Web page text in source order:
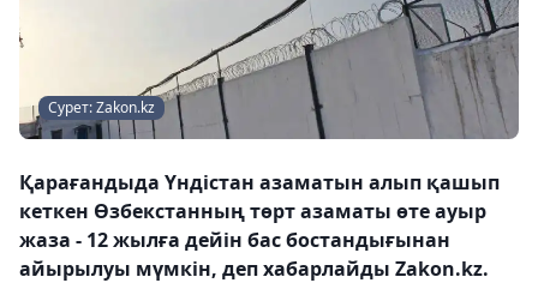
Сурет: Zakon.kz
Қарағандыда Үндістан азаматын алып қашып
кеткен Өзбекстанның төрт азаматы өте ауыр
жаза - 12 жылға дейін бас бостандығынан
айырылуы мүмкін, деп хабарлайды Zakon.kz.